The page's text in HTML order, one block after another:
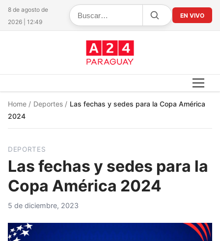
8 de agosto de
2026 | 12:49
EN VIVO
Home / Deportes / Las fechas y sedes para la Copa América
2024
DEPORTES
Las fechas y sedes para la
Copa América 2024
5 de diciembre, 2023